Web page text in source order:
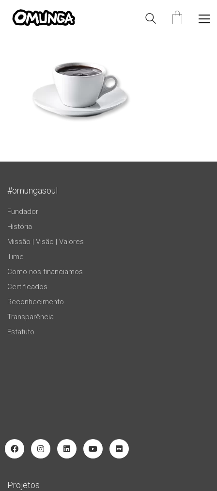
#omungasoul
Fundador
História
Missão | Visão | Valores
Time
Como nos financiamos
Certificados
Reconhecimento
Transparência
Estatuto
Projetos